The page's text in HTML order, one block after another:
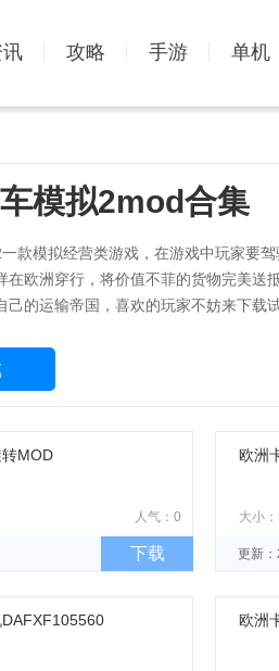
讯 攻略 手游 单机
模拟2mod合集
款模拟经营类游戏，在游戏中玩家要
在欧洲穿行，将价值不菲的货物完美送
己的运输帝国，喜欢的玩家不妨来下载试
MOD
人气：0
下载
欧洲
大小
更新
欧洲